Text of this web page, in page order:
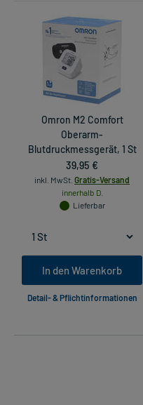
Omron M2 Comfort
Oberarm-
Blutdruckmessgerät, 1 St
39,95 €
inkl. MwSt. Gratis-Versand
innerhalb D.
Lieferbar
In den Warenkorb
Detail- & Pflichtinformationen